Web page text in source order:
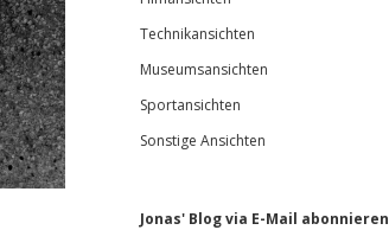
Technikansichten
Museumsansichten
Sportansichten
Sonstige Ansichten
Jonas' Blog via E-Mail abonnieren